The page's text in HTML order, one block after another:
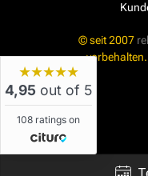
© seit 2007
★★★★★
4,95 out of 5
108 ratings on